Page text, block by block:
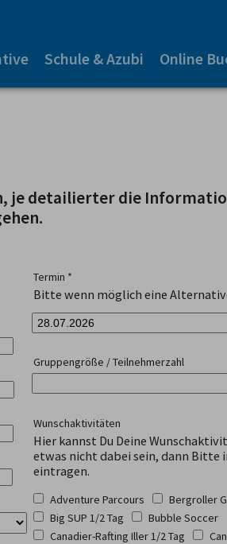
Schule & Azubi Online
je detailierter die
Termin *
Bitte wenn möglich eine
Gruppengröße / Teilnehmerzahl
Wunschaktivitäten
Hier kannst Du Deine
etwas nicht dabei sein, dann Bitte
eintragen.
Adventure Parcours Bergroller
Big SUP 1/2 Tag
Bubble Soccer
Canadier-Rafting Iller 1/2 Tag